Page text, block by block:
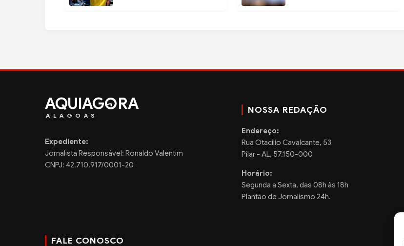
AQUIAG RA
ALAGOAS
Expediente:
Jornalista Responsável: Ronaldo Valentim
CNPJ: 42.710.917/0001-20
NOSSA REDAÇÃO
Endereço:
Rua Otacilio Cavalcante, 53
Pilar - AL, 57.150-000
Horário:
Segunda a Sexta, das 08h às 18h
Plantão de Jornalismo 24h.
FALE CONOSCO